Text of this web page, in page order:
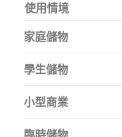
使用情境
家庭儲物
學生儲物
小型商業
臨時儲物